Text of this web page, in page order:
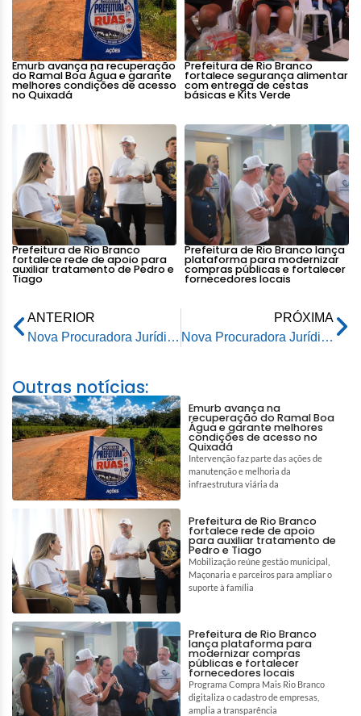
Emurb avança na recuperação
do Ramal Boa Água e garante
melhores condições de acesso
no Quixadá
Prefeitura de Rio Branco
fortalece segurança alimentar
com entrega de cestas
básicas e Kits Verde
Prefeitura de Rio Branco
fortalece rede de apoio para
auxiliar tratamento de Pedro e
Tiago
Prefeitura de Rio Branco lança
plataforma para modernizar
compras públicas e fortalecer
fornecedores locais
ANTERIOR
Nova Procuradora Jurídica da capital toma posse na Prefeitura de Rio Branco
PRÓXIMA
Nova Procuradora Jurídica da capital toma posse em cerimônia na Prefeitura de Rio Branco
Outras notícias:
Emurb avança na
recuperação do Ramal Boa
Água e garante melhores
condições de acesso no
Quixadá
Intervenção faz parte das ações de
manutenção e melhoria da
infraestrutura viária da
Prefeitura de Rio Branco
fortalece rede de apoio
para auxiliar tratamento de
Pedro e Tiago
Mobilização reúne gestão municipal,
Maçonaria e parceiros para ampliar o
suporte à família
Prefeitura de Rio Branco
lança plataforma para
modernizar compras
públicas e fortalecer
fornecedores locais
Programa Compra Mais Rio Branco
digitaliza o cadastro de empresas,
amplia a transparência